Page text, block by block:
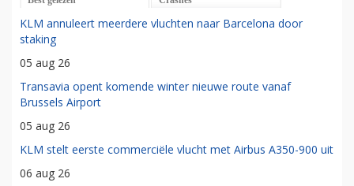
KLM annuleert meerdere vluchten naar Barcelona door
staking
05 aug 26
Transavia opent komende winter nieuwe route vanaf
Brussels Airport
05 aug 26
KLM stelt eerste commerciële vlucht met Airbus A350-900 uit
06 aug 26